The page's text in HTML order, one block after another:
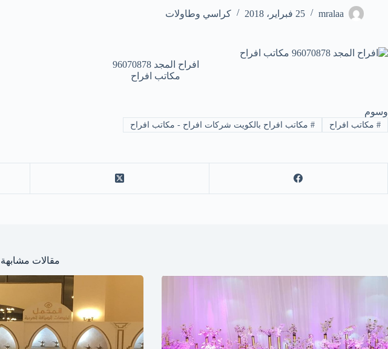
mralaa 25 فبراير، 2018 كراسي وطاولات
افراح المجد 96070878
مكاتب افراح
وسوم
#مكاتب افراح #مكاتب افراح بالكويت شركات افراح - مكاتب افراح
مقالات مشابهة